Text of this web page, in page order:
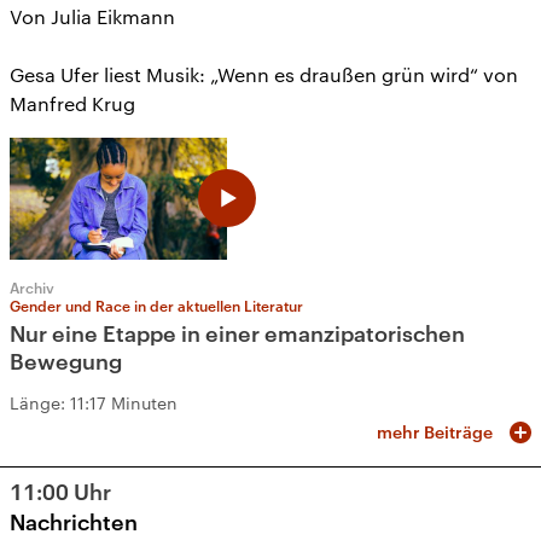
Von Julia Eikmann
Gesa Ufer liest Musik: „Wenn es draußen grün wird“ von
Manfred Krug
Archiv
Gender und Race in der aktuellen Literatur
Nur eine Etappe in einer emanzipatorischen
Bewegung
Länge: 11:17 Minuten
mehr Beiträge
11:00 Uhr
Nachrichten